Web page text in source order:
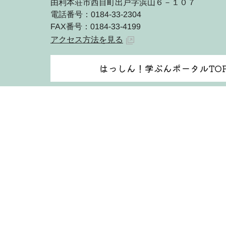
由利本荘市西目町出戸字浜山６－１０７
電話番号：0184-33-2304
FAX番号：0184-33-4199
アクセス方法を見る
はっしん！学ぶんポータル